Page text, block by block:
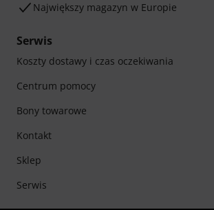
Największy magazyn w Europie
Serwis
Koszty dostawy i czas oczekiwania
Centrum pomocy
Bony towarowe
Kontakt
Sklep
Serwis